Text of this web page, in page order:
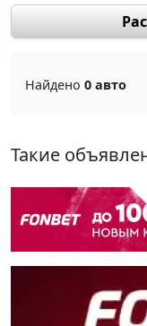
Найдено 0 авто
Такие